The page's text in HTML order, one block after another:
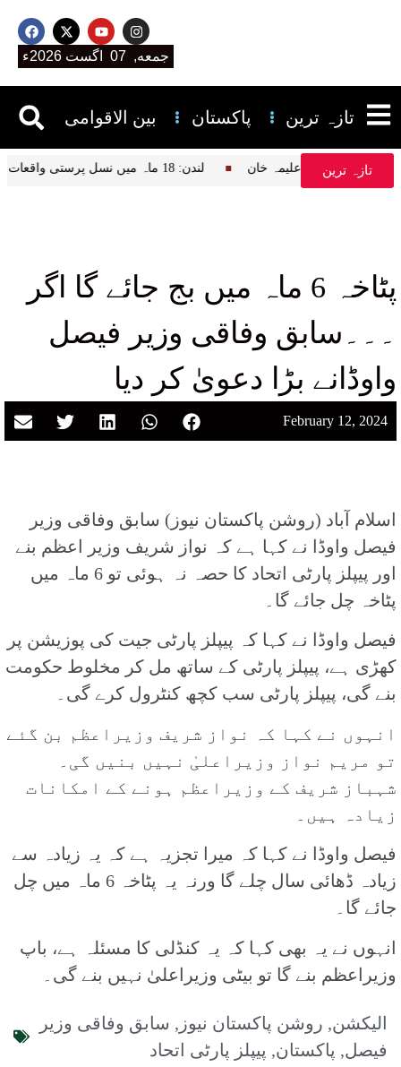
جمعه, 07 اگست 2026ء
بین الاقوامی پاکستان تازہ ترین
تازہ ترین لندن: 18 ماہ میں نسل پرستی واقعات میں نمایاں اضافہ، نیشنل ہیلتھ سروس کا انکشاف قرآن پڑھتے ہیں، علیمہ خان
پٹاخہ 6 ماہ میں بج جائے گا اگر
۔۔۔سابق وفاقی وزیر فیصل
واوڈانے بڑا دعویٰ کر دیا
February 12, 2024
اسلام آباد (روشن پاکستان نیوز) سابق وفاقی وزیر
فیصل واوڈا نے کہا ہے کہ نواز شریف وزیر اعظم بنے
اور پیپلز پارٹی اتحاد کا حصہ نہ ہوئی تو 6 ماہ میں
پٹاخہ چل جائے گا۔
فیصل واوڈا نے کہا کہ پیپلز پارٹی جیت کی پوزیشن پر
کھڑی ہے، پیپلز پارٹی کے ساتھ مل کر مخلوط حکومت
بنے گی، پیپلز پارٹی سب کچھ کنٹرول کرے گی۔
انہوں نے کہا کہ نواز شریف وزیراعظم بن گئے
تو مریم نواز وزیراعلیٰ نہیں بنیں گی۔
شہباز شریف کے وزیراعظم ہونے کے امکانات
زیادہ ہیں۔
فیصل واوڈا نے کہا کہ میرا تجزیہ ہے کہ یہ زیادہ سے
زیادہ ڈھائی سال چلے گا ورنہ یہ پٹاخہ 6 ماہ میں چل
جائے گا۔
انہوں نے یہ بھی کہا کہ یہ کنڈلی کا مسئلہ ہے، باپ
وزیراعظم بنے گا تو بیٹی وزیراعلیٰ نہیں بنے گی۔
الیکشن, روشن پاکستان نیوز , سابق وفاقی وزیر
فیصل, پاکستان, پیپلز پارٹی اتحاد